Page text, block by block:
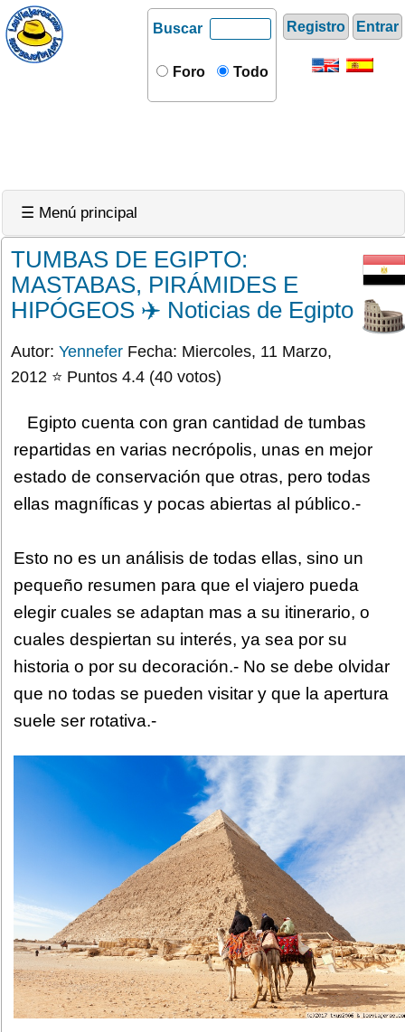
Registro Entrar
Buscar
Foro Todo
☰ Menú principal
TUMBAS DE EGIPTO:
MASTABAS, PIRÁMIDES E
HIPÓGEOS ✈️ Noticias de Egipto
Autor: Yennefer Fecha: Miercoles, 11 Marzo,
2012 ⭐ Puntos 4.4 (40 votos)
Egipto cuenta con gran cantidad de tumbas
repartidas en varias necrópolis, unas en mejor
estado de conservación que otras, pero todas
ellas magníficas y pocas abiertas al público.-
Esto no es un análisis de todas ellas, sino un
pequeño resumen para que el viajero pueda
elegir cuales se adaptan mas a su itinerario, o
cuales despiertan su interés, ya sea por su
historia o por su decoración.- No se debe olvidar
que no todas se pueden visitar y que la apertura
suele ser rotativa.-